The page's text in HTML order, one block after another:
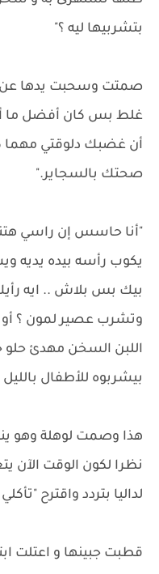
بتشربيها ليه ؟"
صمتت وسحبت يدها عن
غلط بس كان أفضل ما
أن غضبك دلوقتي مهما
صحتك بالسجاير."
"أنا حاسس إن راسي
يكوب رأسه بيده يديه
بيك بس بلاش .. ايه
وتشرب عصير لمون ؟
اللبن السخن مهدئ
بيشربوه للأطفال بالليل
هذا وصمت لوهلة وهو
نظرا لكون الوقت الآن
لداليا بتردد واقترح "تأكلي
قطبت جبينها و اعتلت